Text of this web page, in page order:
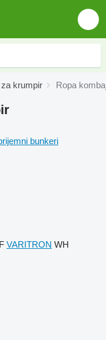
krumpir Ropa
bunkeri
VARITRON WH